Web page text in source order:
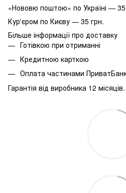
«Нововю поштою» по Україні — 35
Кур'єром по Києву — 35 грн.
Більше інформації про доставку
Готівкою при отриманні
Кредитною карткою
Оплата частинами
Гарантія від виробника 12 місяців.